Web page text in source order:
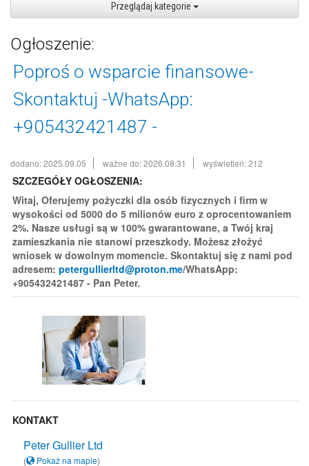
Przeglądaj kategorie
Ogłoszenie:
Poproś o wsparcie finansowe-
Skontaktuj -WhatsApp:
+905432421487 -
dodano: 2025.09.05 ważne do: 2026.08.31 wyświetleń: 212
SZCZEGÓŁY OGŁOSZENIA:
Witaj, Oferujemy pożyczki dla osób fizycznych i firm w
wysokości od 5000 do 5 milionów euro z oprocentowaniem
2%. Nasze usługi są w 100% gwarantowane, a Twój kraj
zamieszkania nie stanowi przeszkody. Możesz złożyć
wniosek w dowolnym momencie. Skontaktuj się z nami pod
adresem: petergullierltd@proton.me/WhatsApp:
+905432421487 - Pan Peter.
KONTAKT
Peter Gullier Ltd
( Pokaż na mapie)